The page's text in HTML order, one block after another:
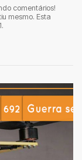
comentários!
mesmo. Esta